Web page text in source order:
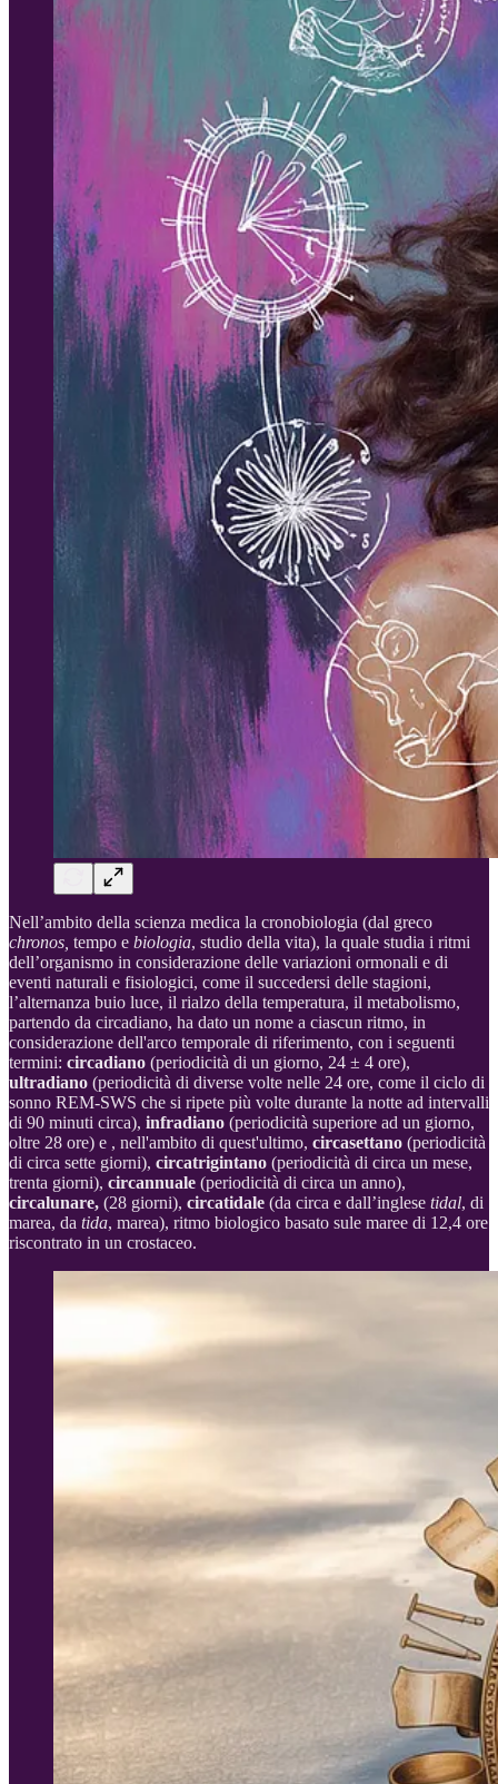
Nell’ambito della scienza medica la cronobiologia (dal greco
chronos, tempo e biologia, studio della vita), la quale studia i ritmi
dell’organismo in considerazione delle variazioni ormonali e di
eventi naturali e fisiologici, come il succedersi delle stagioni,
l’alternanza buio luce, il rialzo della temperatura, il metabolismo,
partendo da circadiano, ha dato un nome a ciascun ritmo, in
considerazione dell'arco temporale di riferimento, con i seguenti
termini: circadiano (periodicità di un giorno, 24 ± 4 ore),
ultradiano (periodicità di diverse volte nelle 24 ore, come il ciclo di
sonno REM-SWS che si ripete più volte durante la notte ad intervalli
di 90 minuti circa), infradiano (periodicità superiore ad un giorno,
oltre 28 ore) e , nell'ambito di quest'ultimo, circasettano (periodicità
di circa sette giorni), circatrigintano (periodicità di circa un mese,
trenta giorni), circannuale (periodicità di circa un anno),
circalunare, (28 giorni), circatidale (da circa e dall’inglese tidal, di
marea, da tida, marea), ritmo biologico basato sule maree di 12,4 ore
riscontrato in un crostaceo.